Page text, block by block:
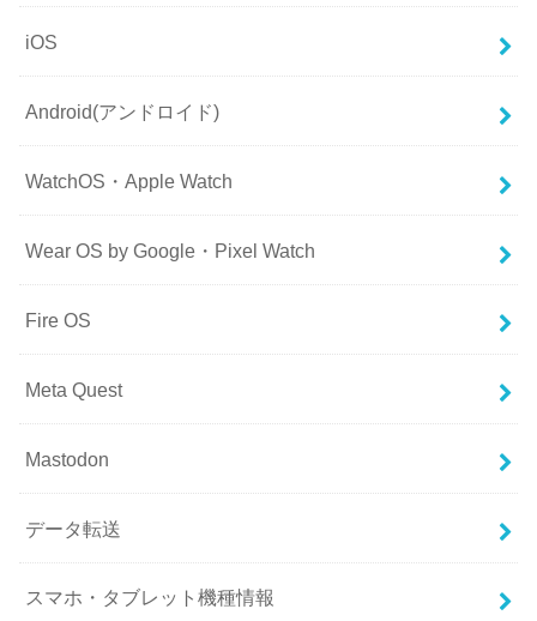
iOS
Android(アンドロイド)
WatchOS・Apple Watch
Wear OS by Google・Pixel Watch
Fire OS
Meta Quest
Mastodon
データ転送
スマホ・タブレット機種情報